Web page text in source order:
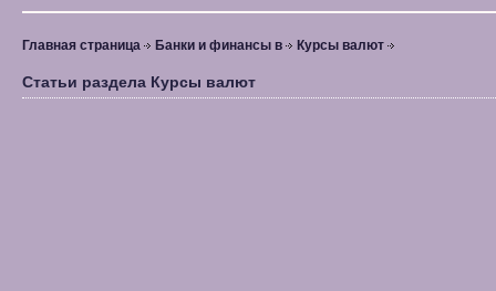
Главная страница Банки и финансы в Курсы валют
Статьи раздела Курсы валют